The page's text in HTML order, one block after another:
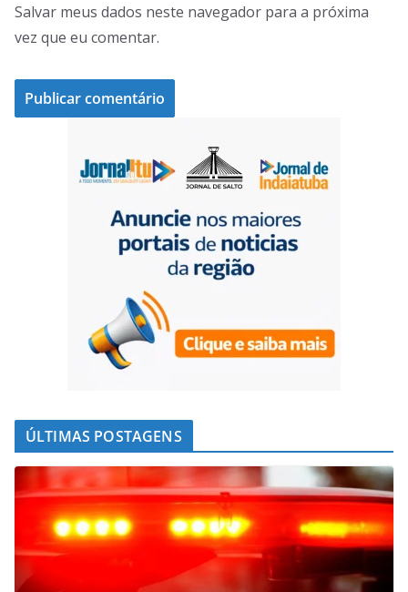
Salvar meus dados neste navegador para a próxima
vez que eu comentar.
ÚLTIMAS POSTAGENS